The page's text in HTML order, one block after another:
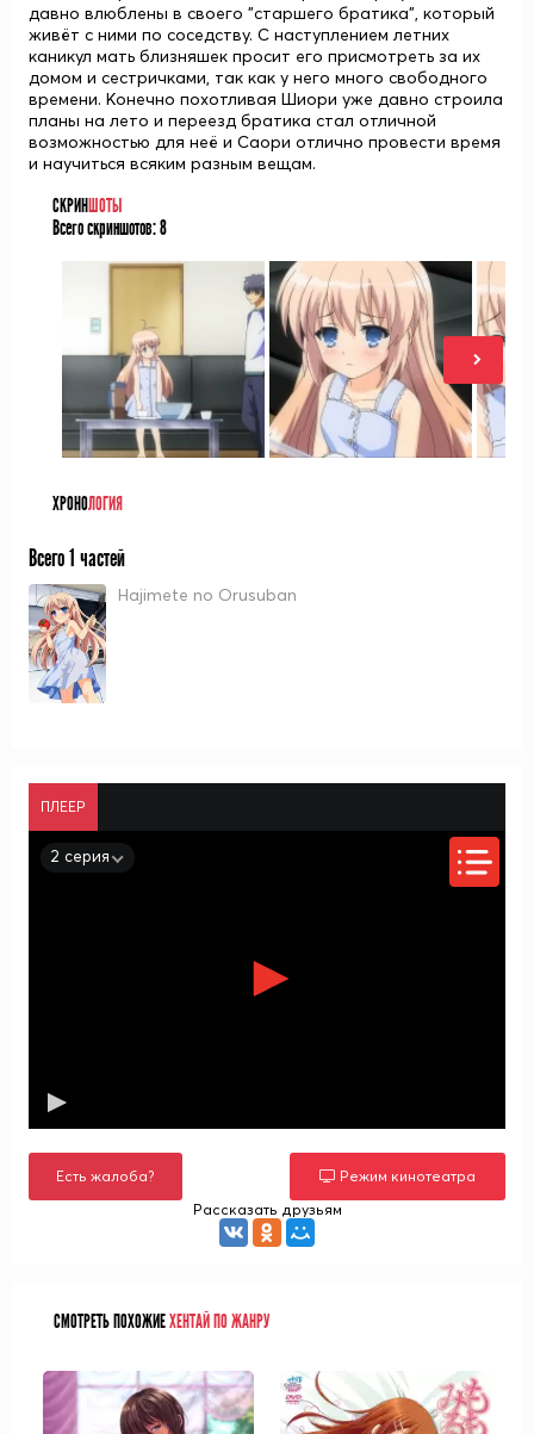
давно влюблены в своего "старшего братика", который
живёт с ними по соседству. С наступлением летних
каникул мать близняшек просит его присмотреть за их
домом и сестричками, так как у него много свободного
времени. Конечно похотливая Шиори уже давно строила
планы на лето и переезд братика стал отличной
возможностью для неё и Саори отлично провести время
и научиться всяким разным вещам.
СКРИН ШОТЫ
Всего скриншотов:8
ХРОНОЛОГИЯ
Всего 1 частей
Hajimete no Orusuban
ПЛЕЕР
2 серия
Есть жалоба?
Режим кинотеатра
Рассказать друзьям
СМОТРЕТЬ ПОХОЖИЕХЕНТАЙ ПО ЖАНРУ